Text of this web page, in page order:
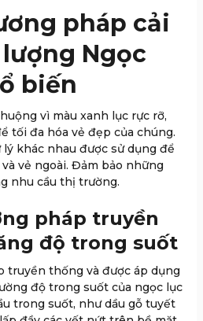
pháp cải
Ngọc
biến
vì màu xanh lục rực rỡ,
tối đa hóa vẻ đẹp của chúng.
khác nhau được sử dụng để
vẻ ngoài. Đảm bảo những
nhu cầu thị trường.
pháp truyền
độ trong suốt
truyền thống và được áp dụng
độ trong suốt của ngọc lục
trong suốt, như dầu gỗ tuyết